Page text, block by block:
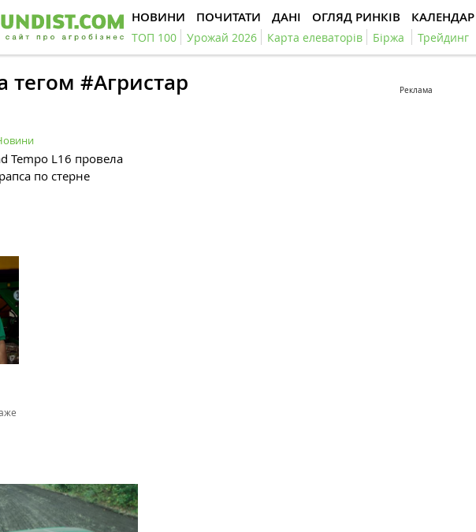
НОВИНИ ПОЧИТАТИ ДАНІ ОГЛЯД РИНКІВ КАЛЕНДАР
ТОП 100 Урожай 2026 Карта елеваторів Біржа Трейдинг
тегом #Агристар
Tempo L16 провела
по стерне
Реклама